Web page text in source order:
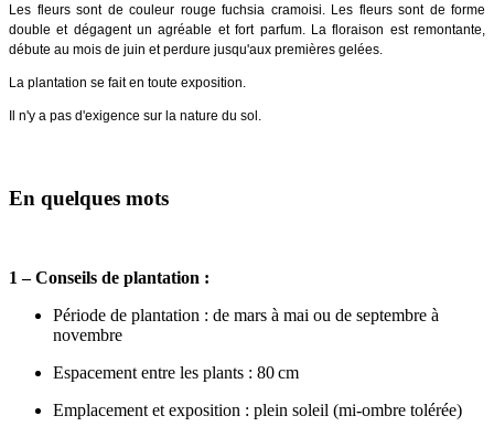
Les fleurs sont de couleur rouge fuchsia cramoisi. Les fleurs sont de forme
double et dégagent un agréable et fort parfum. La floraison est remontante,
débute au mois de juin et perdure jusqu'aux premières gelées.
La plantation se fait en toute exposition.
Il n'y a pas d'exigence sur la nature du sol.
En quelques mots
1 – Conseils de plantation :
Période de plantation : de mars à mai ou de septembre à
novembre
Espacement entre les plants : 80 cm
Emplacement et exposition : plein soleil (mi‑ombre tolérée)